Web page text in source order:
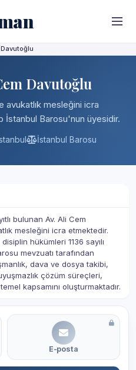
Davutoğlu
avukatlık mesleğini icra
İstanbul Barosu'nun üyesidir.
İstanbul Barosu
bulunan Av. Ali Cem
mesleğini icra etmektedir.
hükümleri 1136 sayılı
mevzuatı tarafından
dava ve dosya takibi,
çözüm süreçleri,
kapsamını oluşturmaktadır.
E-posta